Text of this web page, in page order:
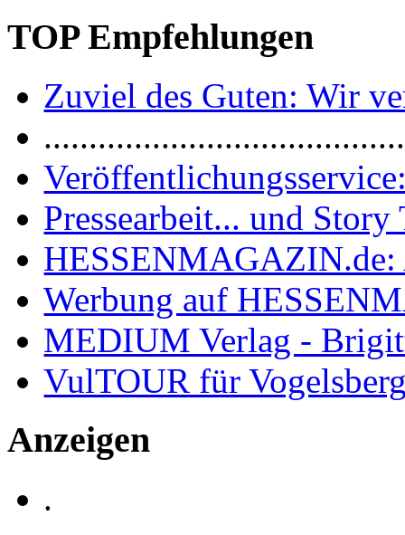
TOP Empfehlungen
Zuviel des Guten: Wir
Pressearbeit... und
HESSENMAGAZIN.de:
Werbung auf
MEDIUM Verlag -
VulTOUR für
Anzeigen
.